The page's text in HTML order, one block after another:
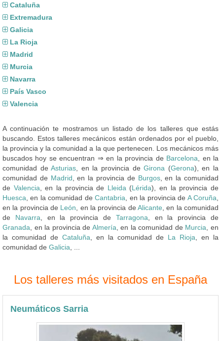
Cataluña
Extremadura
Galicia
La Rioja
Madrid
Murcia
Navarra
País Vasco
Valencia
A continuación te mostramos un listado de los talleres que estás
buscando. Estos talleres mecánicos están ordenados por el pueblo,
la provincia y la comunidad a la que pertenecen. Los mecánicos más
buscados hoy se encuentran ⇒ en la provincia de Barcelona , en la
comunidad deAsturias , en la provincia deGirona (Gerona), en la
comunidad de Madrid , en la provincia de Burgos, en la comunidad
de Valencia , en la provincia de Lleida (Lérida), en la provincia de
Huesca , en la comunidad deCantabria , en la provincia de A Coruña
en la provincia de León , en la provincia deAlicante , en la comunidad
de Navarra , en la provincia de Tarragona , en la provincia de
Granada , en la provincia de Almería , en la comunidad de Murcia , en
la comunidad de Cataluña , en la comunidad de La Rioja , en la
comunidad de Galicia
Los talleres más visitados en España
Neumáticos Sarria